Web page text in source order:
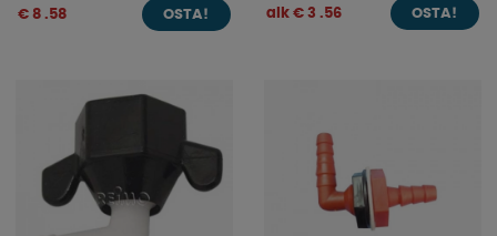
€ 8 .58 OSTA! alk € 3 .56 OSTA!